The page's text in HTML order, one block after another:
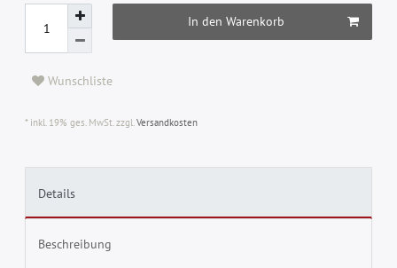
In den Warenkorb
Wunschliste
* inkl. 19% ges. MwSt. zzgl.Versandkosten
Details
Beschreibung